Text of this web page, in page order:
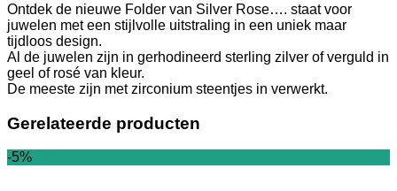
Ontdek de nieuwe Folder van Silver Rose…. staat voor
juwelen met een stijlvolle uitstraling in een uniek maar
tijdloos design.
Al de juwelen zijn in gerhodineerd sterling zilver of verguld in
geel of rosé van kleur.
De meeste zijn met zirconium steentjes in verwerkt.
Gerelateerde producten
-5%